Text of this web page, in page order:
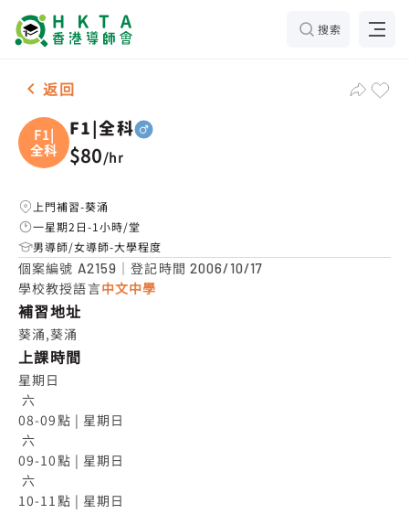
搜索
男-1名 F1|全科，葵涌 補習推介
返回
F1|
全科
F1|全科
$80/hr
上門補習-葵涌
一星期2日-1小時/堂
男導師/女導師-大學程度
個案編號 A2159 ｜登記時間 2006/10/17
學校教授語言中文中學
補習地址
葵涌,葵涌
上課時間
星期日
六
08-09點 | 星期日
六
09-10點 | 星期日
六
10-11點 | 星期日